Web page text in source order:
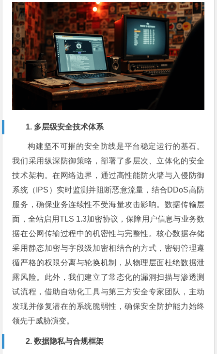
1. 多层级安全技术体系
构建坚不可摧的安全防线是平台稳定运行的基石。
我们采用纵深防御策略，部署了多层次、立体化的安全
技术架构。在网络边界，通过高性能防火墙与入侵防御
系统（IPS）实时监测并阻断恶意流量，结合DDoS高防
服务，确保业务连续性不受海量攻击影响。数据传输层
面，全站启用TLS 1.3加密协议，保障用户信息与业务数
据在公网传输过程中的机密性与完整性。核心数据存储
采用静态加密与字段级加密相结合的方式，密钥管理遵
循严格的权限分离与轮换机制，从物理层面杜绝数据泄
露风险。此外，我们建立了常态化的漏洞扫描与渗透测
试流程，借助自动化工具与第三方安全专家团队，主动
发现并修复潜在的系统脆弱性，确保安全防护能力始终
领先于威胁演变。
2. 数据隐私与合规框架